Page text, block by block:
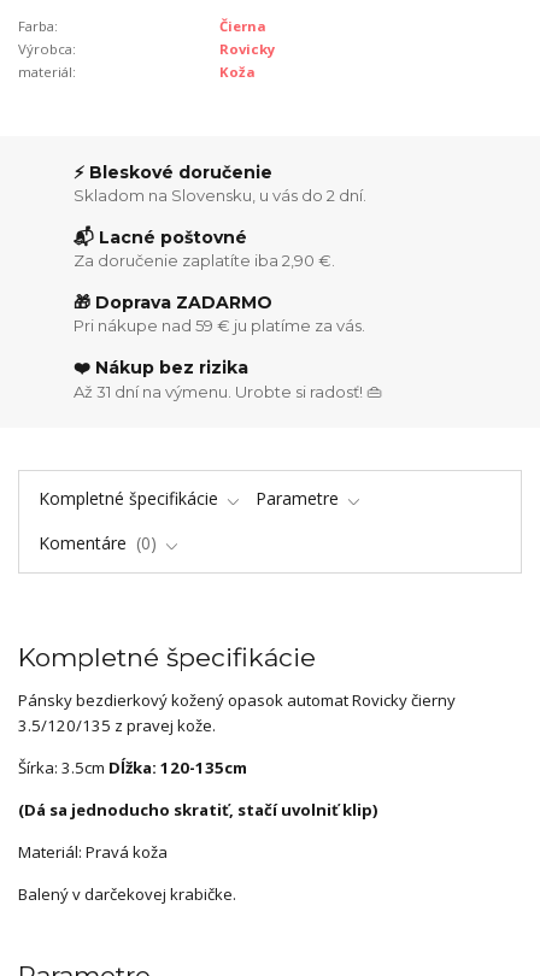
Farba:
Čierna
Výrobca:
Rovicky
materiál:
Koža
⚡ Bleskové doručenie
Skladom na Slovensku, u vás do 2 dní.
📬 Lacné poštovné
Za doručenie zaplatíte iba 2,90 €.
🎁 Doprava ZADARMO
Pri nákupe nad 59 € ju platíme za vás.
❤️ Nákup bez rizika
Až 31 dní na výmenu. Urobte si radosť! 👜
Kompletné špecifikácie
Parametre
Komentáre
0
Kompletné špecifikácie
Pánsky bezdierkový kožený opasok automat Rovicky čierny
3.5/120/135 z pravej kože.
Šírka: 3.5cm Dĺžka: 120-135cm
(Dá sa jednoducho skratiť, stačí uvolniť klip)
Materiál: Pravá koža
Balený v darčekovej krabičke.